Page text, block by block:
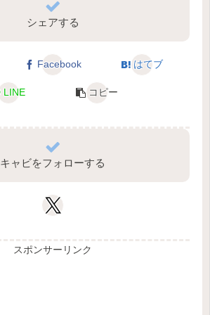
シェアする
Facebook はてブ
LINE コピー
キャビをフォローする
スポンサーリンク